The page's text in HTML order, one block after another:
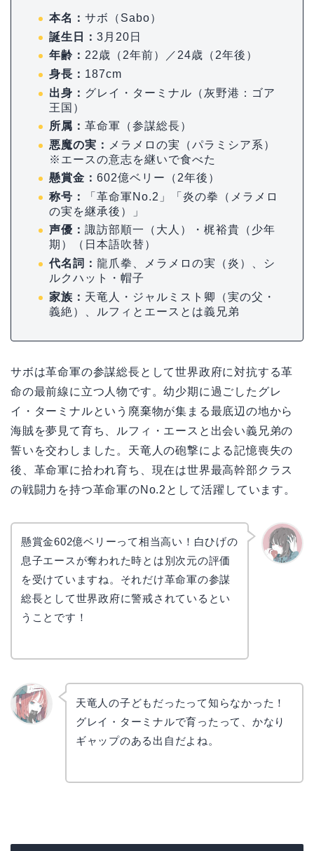
本名： サボ（Sabo）
誕生日： 3月20日
年齢： 22歳（2年前）／24歳（2年後）
身長： 187cm
出身： グレイ・ターミナル（灰野港：ゴア
王国）
所属： 革命軍（参謀総長）
悪魔の実：
メラメロの実（パラミシア系）
※エースの意志を継いで食べた
懸賞金： 602億ベリー（2年後）
称号：
「革命軍No.2」「炎の拳（メラメロ
の実を継承後）」
声優： 諏訪部順一（大人）・梶裕貴（少年
期）（日本語吹替）
代名詞： 龍爪拳、メラメロの実（炎）、シ
ルクハット・帽子
家族： 天竜人・ジャルミスト卿（実の父・
義絶）、ルフィとエースとは義兄弟
サボは革命軍の参謀総長として世界政府に対抗する革
命の最前線に立つ人物です。幼少期に過ごしたグレ
イ・ターミナルという廃棄物が集まる最底辺の地から
海賊を夢見て育ち、ルフィ・エースと出会い義兄弟の
誓いを交わしました。天竜人の砲撃による記憶喪失の
後、革命軍に拾われ育ち、現在は世界最高幹部クラス
の戦闘力を持つ革命軍のNo.2として活躍しています。
懸賞金602億ベリーって相当高い！白ひげの
息子エースが奪われた時とは別次元の評価
を受けていますね。それだけ革命軍の参謀
総長として世界政府に警戒されているとい
うことです！
天竜人の子どもだったって知らなかった！
グレイ・ターミナルで育ったって、かなり
ギャップのある出自だよね。